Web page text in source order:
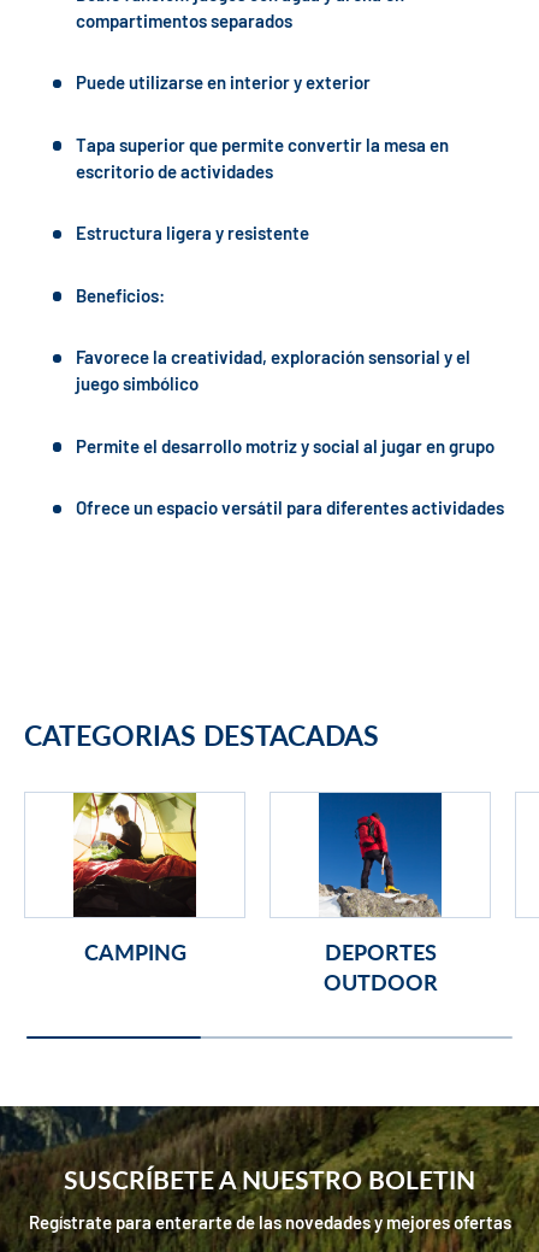
compartimentos separados
Puede utilizarse en interior y exterior
Tapa superior que permite convertir la mesa en
escritorio de actividades
Estructura ligera y resistente
Beneficios:
Favorece la creatividad, exploración sensorial y el
juego simbólico
Permite el desarrollo motriz y social al jugar en grupo
Ofrece un espacio versátil para diferentes actividades
CATEGORIAS DESTACADAS
CAMPING
DEPORTES
OUTDOOR
SUSCRÍBETE A NUESTRO BOLETIN
Regístrate para enterarte de las novedades y mejores ofertas